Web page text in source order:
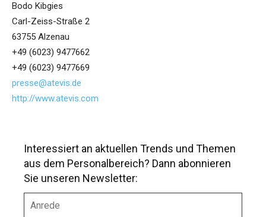
Bodo Kibgies
Carl-Zeiss-Straße 2
63755 Alzenau
+49 (6023) 9477662
+49 (6023) 9477669
presse@atevis.de
http://www.atevis.com
Interessiert an aktuellen Trends und Themen
aus dem Personalbereich? Dann abonnieren
Sie unseren Newsletter: